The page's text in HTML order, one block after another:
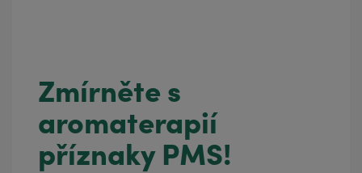
Zmírněte s
aromaterapií
příznaky PMS!